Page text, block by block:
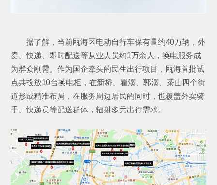
据了解，当前瓯海区电动自行车保有量约40万辆，外
卖、快递、即时配送等从业人员约1万余人，换电服务成
为群众刚需。作为国企牵头的民生出行项目，瓯海首批试
点共投放10台换电柜，在新桥、瞿溪、郭溪、茶山四个街
道形成精准布局，在服务周边居民的同时，也覆盖外卖骑
手、快递员等配送群体，辐射多元出行需求。